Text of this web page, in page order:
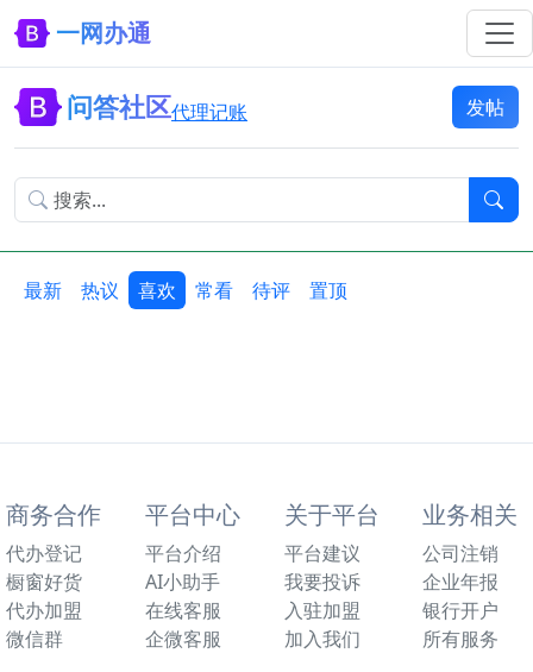
一网办通
问答社区代理记账 发帖
最新 热议 喜欢 常看 待评 置顶
商务合作
代办登记
橱窗好货
代办加盟
微信群
平台中心
平台介绍
AI小助手
在线客服
企微客服
关于平台
平台建议
我要投诉
入驻加盟
加入我们
业务相关
公司注销
企业年报
银行开户
所有服务